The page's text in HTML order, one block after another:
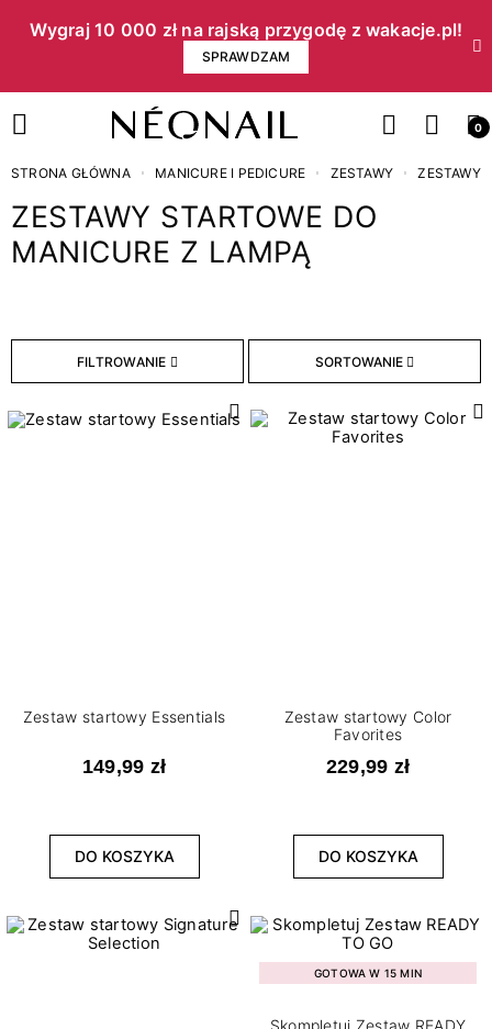
Wygraj 10 000 zł na rajską przygodę z wakacje.pl!​
SPRAWDZAM
0
Cena
STRONA GŁÓWNA MANICURE I PEDICURE ZESTAWY ZESTAWY
ZESTAWY STARTOWE DO
MANICURE Z LAMPĄ
FILTROWANIE SORTOWANIE
Zestaw startowy Essentials
149,99 zł
DO KOSZYKA
Zestaw startowy Color
Favorites
229,99 zł
DO KOSZYKA
GOTOWA W 15 MIN